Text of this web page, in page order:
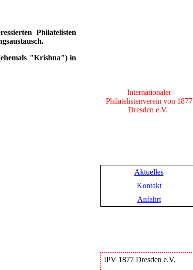
Philatelisten
"Krishna") in
Internationaler
Philatelistenverein von 1877
Dresden e.V.
Aktuelles
Kontakt
Anfahrt
IPV 1877 Dresden e.V.